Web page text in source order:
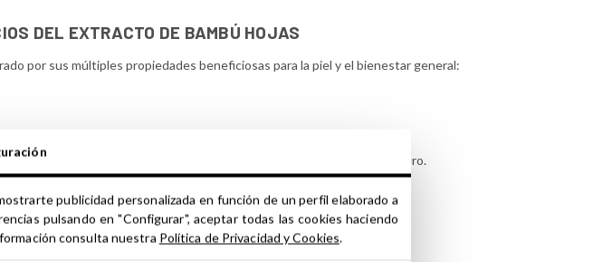
DEL EXTRACTO DE BAMBÚ HOJAS
por sus múltiples propiedades beneficiosas para la piel y el bienestar general:
los efectos dañinos de los radicales libres y el envejecimiento prematuro.
la elasticidad de la piel y promueve una apariencia firme y saludable.
la eliminación de toxinas y mejora la textura de la piel.
publicidad personalizada en función de un perfil elaborado a
pulsando en "Configurar", aceptar todas las cookies haciendo
consulta nuestra Política de Privacidad y Cookies.